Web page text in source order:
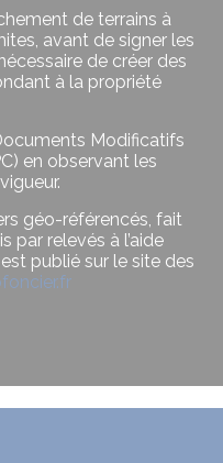
de terrains à
avant de signer les
de créer des
à la propriété
Modificatifs
en observant les
géo-référencés, fait
par relevés à l’aide
publié sur le site des